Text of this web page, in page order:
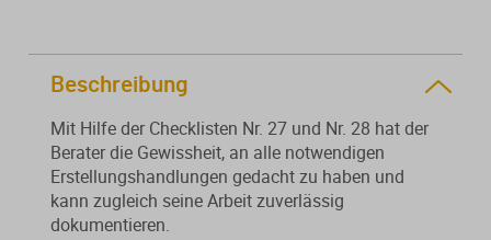
und korrekten
Gebührenberechnung.
Alle Fachmedien
für Steuerfachangestellte.
Alle Weiterbildungen
Wirtschaftsberatung
Existenzgründung
Beschreibung
Mit Hilfe der Checklisten Nr. 27 und Nr. 28 hat der
Berater die Gewissheit, an alle notwendigen
Erstellungshandlungen gedacht zu haben und
kann zugleich seine Arbeit zuverlässig
dokumentieren.